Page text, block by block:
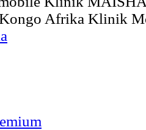
Afrika Klinik